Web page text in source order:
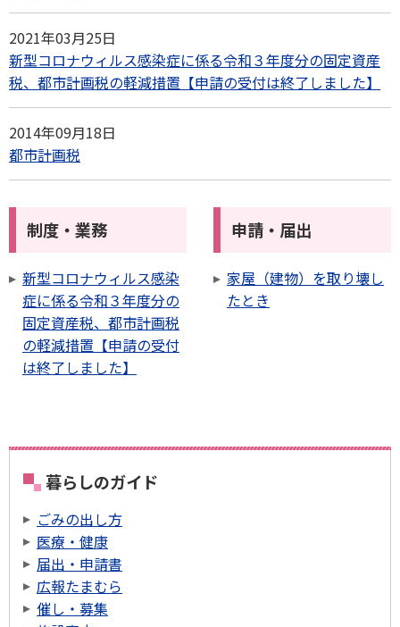
2021年03月25日
新型コロナウィルス感染症に係る令和３年度分の固定資産
税、都市計画税の軽減措置【申請の受付は終了しました】
2014年09月18日
都市計画税
制度・業務
新型コロナウィルス感染
症に係る令和３年度分の
固定資産税、都市計画税
の軽減措置【申請の受付
は終了しました】
申請・届出
家屋（建物）を取り壊し
たとき
暮らしのガイド
ごみの出し方
医療・健康
届出・申請書
広報たまむら
催し・募集